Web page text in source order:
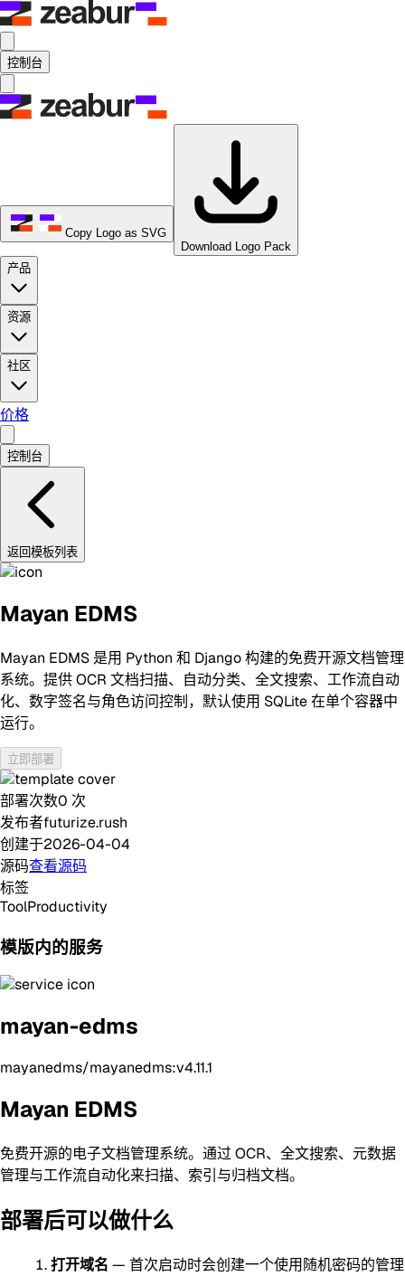
控制台
Copy Logo as SVG
Download Logo Pack
产品
资源
社区
价格
控制台
返回模板列表
Mayan EDMS
Mayan EDMS 是用 Python 和 Django 构建的免费开源文档管理
系统。提供 OCR 文档扫描、自动分类、全文搜索、工作流自动
化、数字签名与角色访问控制，默认使用 SQLite 在单个容器中
运行。
立即部署
部署次数0 次
发布者futurize.rush
创建于2026-04-04
源码查看源码
标签
ToolProductivity
模版内的服务
mayan-edms
mayanedms/mayanedms:v4.11.1
Mayan EDMS
免费开源的电子文档管理系统。通过 OCR、全文搜索、元数据
管理与工作流自动化来扫描、索引与归档文档。
部署后可以做什么
打开域名 — 首次启动时会创建一个使用随机密码的管理